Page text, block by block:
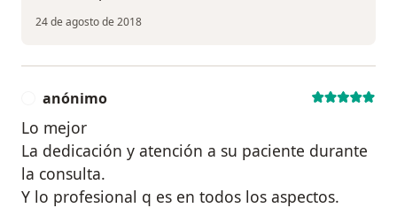
24 de agosto de 2018
anónimo
Lo mejor
La dedicación y atención a su paciente durante
la consulta.
Y lo profesional q es en todos los aspectos.